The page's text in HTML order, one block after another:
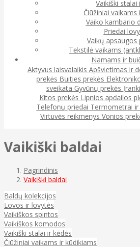
Vaikiški stalai
Čiūžiniai vaikams
Vaiko kambario
Priedai
Vaikų apsaugos
Tekstilė vaikams
Namams ir
Aktyvus laisvalaikis Apšvietimas ir
prekės Buities prekės
sveikata Gyvūnų prekės
Kitos prekės Lipnios apdailos
Telefonų priedai Termometrai ir
Virtuvės reikmenys Vonios
Vaikiški baldai
Pagrindinis
Vaikiški baldai
Baldų kolekcijos
Lovos ir lovytės
Vaikiškos spintos
Vaikiškos komodos
Vaikiški stalai ir kėdės
Čiūžiniai vaikams ir kūdikiams